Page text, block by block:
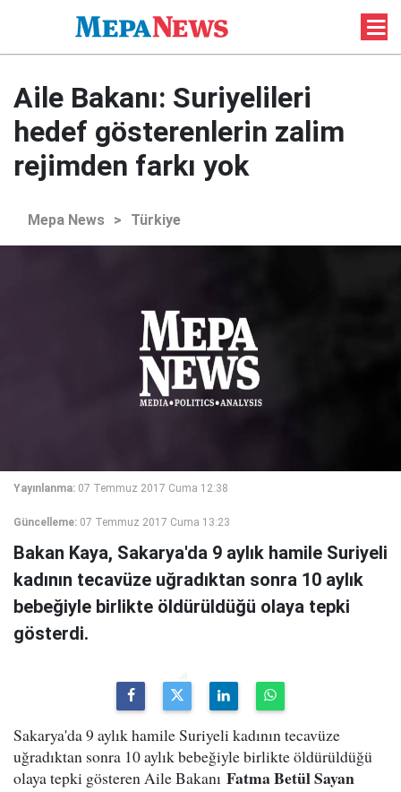
Aile Bakanı: Suriyelileri
hedef gösterenlerin zalim
rejimden farkı yok
Mepa News > Türkiye
Yayınlanma: 07 Temmuz 2017 Cuma 12:38
Güncelleme: 07 Temmuz 2017 Cuma 13:23
Bakan Kaya, Sakarya'da 9 aylık hamile Suriyeli
kadının tecavüze uğradıktan sonra 10 aylık
bebeğiyle birlikte öldürüldüğü olaya tepki
gösterdi.
Sakarya'da 9 aylık hamile Suriyeli kadının tecavüze
uğradıktan sonra 10 aylık bebeğiyle birlikte öldürüldüğü
olaya tepki gösteren Aile Bakanı Fatma Betül Sayan